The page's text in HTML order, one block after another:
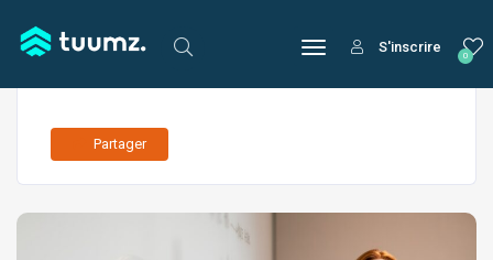
0
S'inscrire
Partager